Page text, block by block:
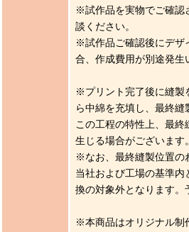
※試作品を実物でご確認
談ください。
※試作品ご確認後にデザ
合、作成費用が別途発生
※プリント完了後に縫製
ら中綿を充填し、最終縫
この工程の特性上、最
生じる場合がございます。
※なお、最終縫製位置の
当社および工場の基準
換の対象外となります。
※本商品はオリジナル制